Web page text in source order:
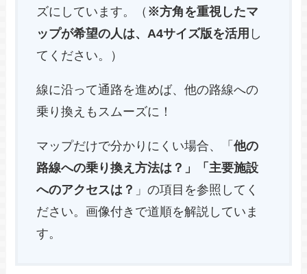
ズにしています。（ ※方角を重視したマ
ップが希望の人は、A4サイズ版を活用 し
てください。）
線に沿って通路を進めば、他の路線への
乗り換えもスムーズに！
マップだけで分かりにくい場合、「他の
路線への乗り換え方法は？」「主要施設
へのアクセスは？ 」の項目を参照してく
ださい。画像付きで道順を解説していま
す。